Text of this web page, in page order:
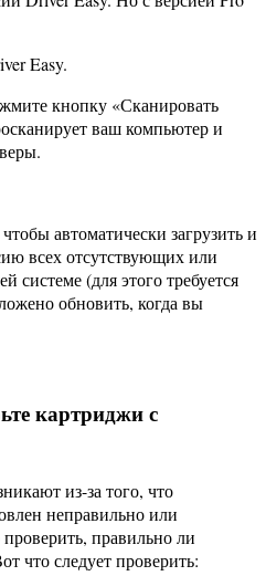
Easy.
кнопку «Сканировать
ваш компьютер и
автоматически загрузить и
всех отсутствующих или
системе (для этого требуется
обновить, когда вы
картриджи с
из-за того, что
неправильно или
правильно ли
что следует проверить: